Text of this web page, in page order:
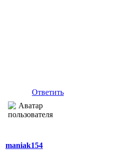
Ответить
maniak154